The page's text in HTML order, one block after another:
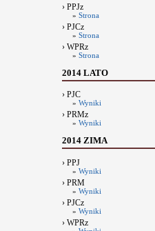
› PPJz
» Strona
› PJCz
» Strona
› WPRz
» Strona
2014 LATO
› PJC
» Wyniki
› PRMz
» Wyniki
2014 ZIMA
› PPJ
» Wyniki
› PRM
» Wyniki
› PJCz
» Wyniki
› WPRz